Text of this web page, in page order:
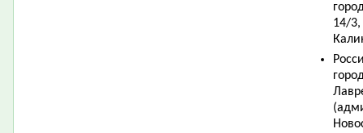
14/3,